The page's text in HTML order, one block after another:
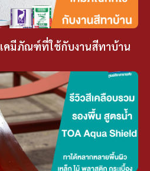
คมีภัณฑ์ที่ใช้กับงานสีทาบ้าน